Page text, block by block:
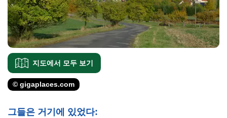
지도에서 모두 보기
© gigaplaces.com
그들은 거기에 있었다: